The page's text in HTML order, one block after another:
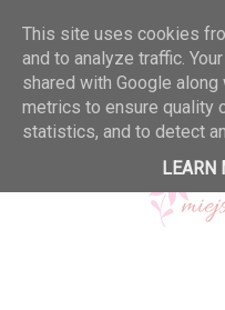
This site uses cookies
and to analyze traffic.
shared with Google
metrics to ensure quality
statistics, and to detect
LEARN